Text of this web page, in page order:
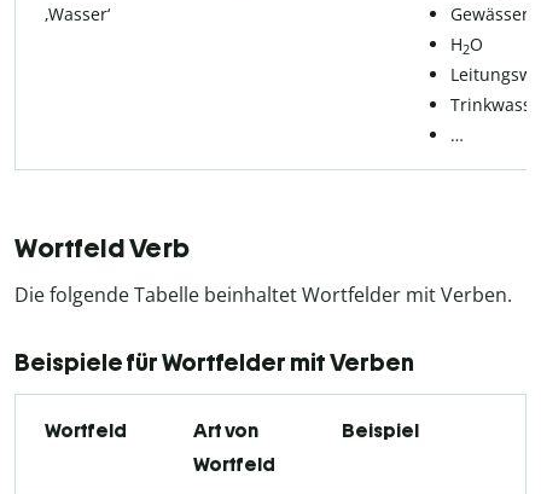
‚Wasser‘
Gewässer
H2O
…
Wortfeld Verb
Die folgende Tabelle beinhaltet Wortfelder mit Verben.
Beispiele für Wortfelder mit Verben
Wortfeld
Art von
Wortfeld
Beispiel